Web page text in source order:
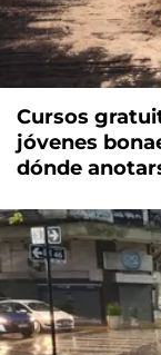
Cursos
jóvenes
dónde